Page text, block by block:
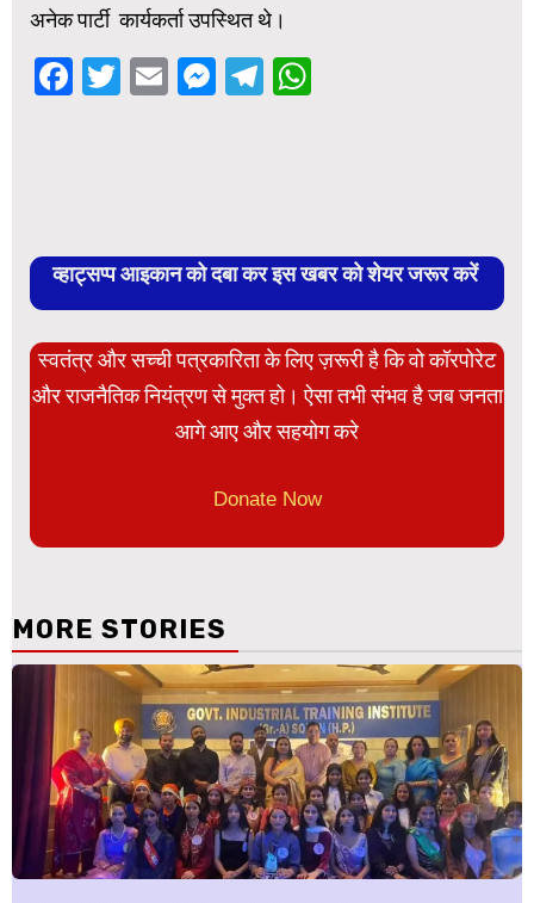
अनेक पार्टी कार्यकर्ता उपस्थित थे।
Facebook
Twitter
EmailMessenger
Telegram
व्हाट्सप्प आइकान को दबा कर इस खबर को शेयर जरूर करें
स्वतंत्र और सच्ची पत्रकारिता के लिए ज़रूरी है कि वो कॉरपोरेट
और राजनैतिक नियंत्रण से मुक्त हो। ऐसा तभी संभव है जब जनता
आगे आए और सहयोग करे
Donate Now
MORE STORIES